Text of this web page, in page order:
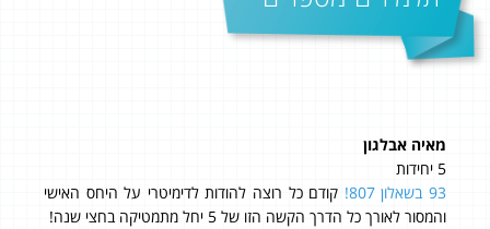
מאיה אבלגון
5 יחידות
93 בשאלון 807!
קודם כל רוצה להודות לדימיטרי על היחס האישי
והמסור לאורך כל הדרך הקשה הזו של 5 יחל מתמטיקה בחצי שנה!